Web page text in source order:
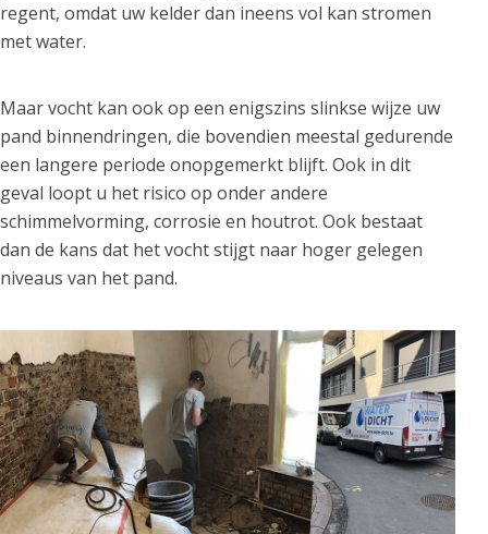
regent, omdat uw kelder dan ineens vol kan stromen
met water.
Maar vocht kan ook op een enigszins slinkse wijze uw
pand binnendringen, die bovendien meestal gedurende
een langere periode onopgemerkt blijft. Ook in dit
geval loopt u het risico op onder andere
schimmelvorming, corrosie en houtrot. Ook bestaat
dan de kans dat het vocht stijgt naar hoger gelegen
niveaus van het pand.